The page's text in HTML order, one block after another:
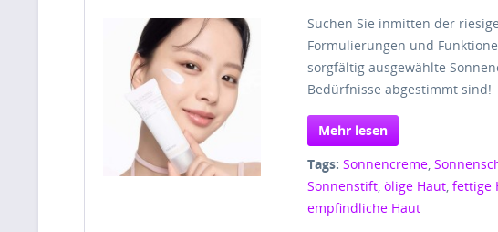
Suchen Sie inmitten der
Formulierungen und
sorgfältig ausgewählte
Bedürfnisse abgestimmt sind!
Mehr lesen
Tags: Sonnencreme,
Sonnenstift,ölige Haut,fettige
empfindliche Haut